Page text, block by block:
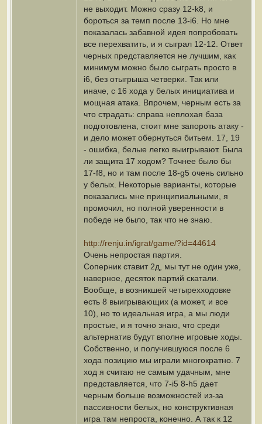
не выходит. Можно сразу 12-k8, и
бороться за темп после 13-i6. Но мне
показалась забавной идея попробовать
все перехватить, и я сыграл 12-12. Ответ
черных представляется не лучшим, как
минимум можно было сыграть просто в
i6, без отыгрыша четверки. Так или
иначе, с 16 хода у белых инициатива и
мощная атака. Впрочем, черным есть за
что страдать: справа неплохая база
подготовлена, стоит мне запороть атаку -
и дело может обернуться битьем. 17, 19
- ошибка, белые легко выигрывают. Была
ли защита 17 ходом? Точнее было бы
17-f8, но и там после 18-g5 очень сильно
у белых. Некоторые варианты, которые
показались мне принципиальными, я
промочил, но полной уверенности в
победе не было, так что не знаю.
http://renju.in/igrat/game/?id=44614
Очень непростая партия.
Соперник ставит 2д, мы тут не один уже,
наверное, десяток партий скатали.
Вообще, в возникшей четырехходовке
есть 8 выигрывающих (а может, и все
10), но то идеальная игра, а мы люди
простые, и я точно знаю, что среди
альтернатив будут вполне игровые ходы.
Собственно, и получившуюся после 6
хода позицию мы играли многократно. 7
ход я считаю не самым удачным, мне
представляется, что 7-i5 8-h5 дает
черным больше возможностей из-за
пассивности белых, но конструктивная
игра там непроста, конечно. А так к 12